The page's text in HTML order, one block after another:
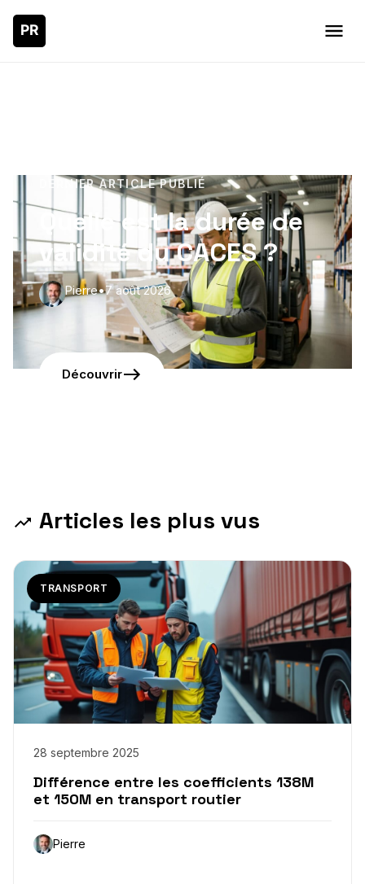
DERNIER ARTICLE PUBLIÉ
Quelle est la durée de
validité du CACES ?
Pierre•7 août 2026
Découvrir
Articles les plus vus
TRANSPORT
28 septembre 2025
Différence entre les coefficients 138M
et 150M en transport routier
Pierre